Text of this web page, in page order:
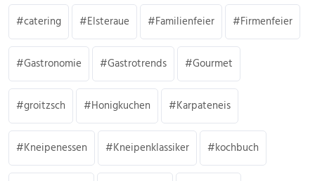
catering Elsteraue Familienfeier Firmenfeier
Gastronomie Gastrotrends Gourmet
groitzsch Honigkuchen Karpateneis
Kneipenessen Kneipenklassiker kochbuch